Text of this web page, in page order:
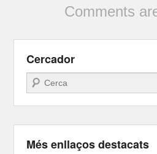
Comments
Cercador
Search
Més enllaços destacats